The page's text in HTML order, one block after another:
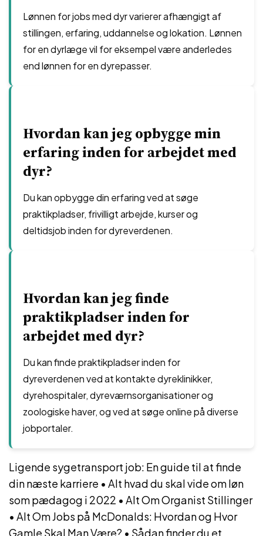
Lønnen for jobs med dyr varierer afhængigt af
stillingen, erfaring, uddannelse og lokation. Lønnen
for en dyrlæge vil for eksempel være anderledes
end lønnen for en dyrepasser.
Hvordan kan jeg opbygge min
erfaring inden for arbejdet med
dyr?
Du kan opbygge din erfaring ved at søge
praktikpladser, frivilligt arbejde, kurser og
deltidsjob inden for dyreverdenen.
Hvordan kan jeg finde
praktikpladser inden for
arbejdet med dyr?
Du kan finde praktikpladser inden for
dyreverdenen ved at kontakte dyreklinikker,
dyrehospitaler, dyreværnsorganisationer og
zoologiske haver, og ved at søge online på diverse
jobportaler.
Ligende sygetransport job: En guide til at finde
din næste karriere • Alt hvad du skal vide om løn
som pædagog i 2022 • Alt Om Organist Stillinger
• Alt Om Jobs på McDonalds: Hvordan og Hvor
Gamle Skal Man Være? • Sådan finder du et